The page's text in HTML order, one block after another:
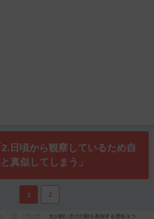
日頃から観察しているため自
真似してしまう」
1 2
犬が飼い主の行動を真似する理由３つ